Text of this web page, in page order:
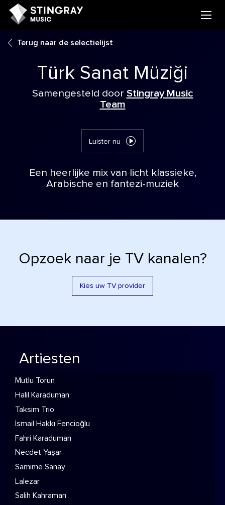
Terug naar de selectielijst
Türk Sanat Müziği
Samengesteld door Stingray Music
Team
Luister nu
Een heerlijke mix van licht klassieke,
Arabische en fantezi-muziek
Opzoek naar je TV kanalen?
Kies uw TV provider
Artiesten
Mutlu Torun
Halil Karaduman
Taksim Trio
İsmail Hakkı Fencioğlu
Fahri Karaduman
Necdet Yaşar
Samime Sanay
Lalezar
Salih Kahraman